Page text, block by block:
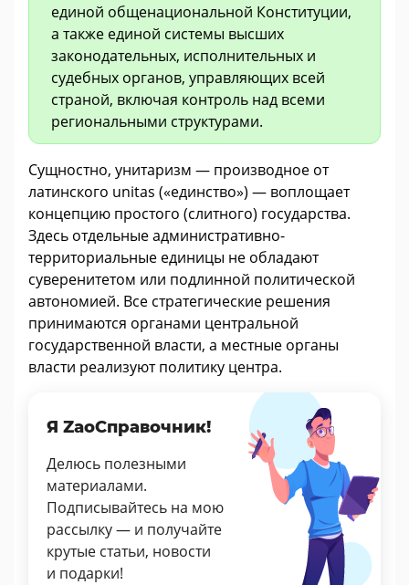
единой общенациональной Конституции,
а также единой системы высших
законодательных, исполнительных и
судебных органов, управляющих всей
страной, включая контроль над всеми
региональными структурами.
Сущностно, унитаризм — производное от
латинского unitas («единство») — воплощает
концепцию простого (слитного) государства.
Здесь отдельные административно-
территориальные единицы не обладают
суверенитетом или подлинной политической
автономией. Все стратегические решения
принимаются органами центральной
государственной власти, а местные органы
власти реализуют политику центра.
Я ZaoСправочник!
Делюсь полезными
материалами.
Подписывайтесь на мою
рассылку — и получайте
крутые статьи, новости
и подарки!